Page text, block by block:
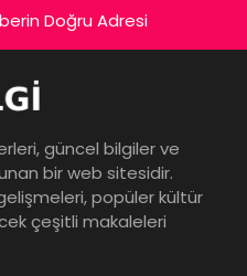
Doğru Adresi
güncel bilgiler ve
bir web sitesidir.
popüler kültür
çeşitli makaleleri